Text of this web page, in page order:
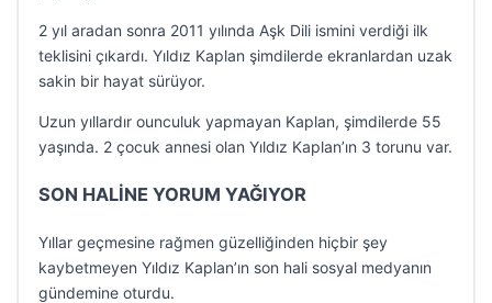
2 yıl aradan sonra 2011 yılında Aşk Dili ismini verdiği ilk
teklisini çıkardı. Yıldız Kaplan şimdilerde ekranlardan uzak
sakin bir hayat sürüyor.
Uzun yıllardır ounculuk yapmayan Kaplan, şimdilerde 55
yaşında. 2 çocuk annesi olan Yıldız Kaplan’ın 3 torunu var.
SON HALİNE YORUM YAĞIYOR
Yıllar geçmesine rağmen güzelliğinden hiçbir şey
kaybetmeyen Yıldız Kaplan’ın son hali sosyal medyanın
gündemine oturdu.